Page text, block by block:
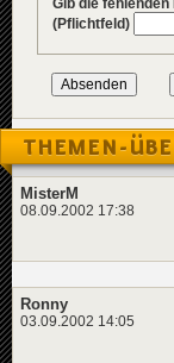
Gib die
(Pflichtfeld)
THEMEN-
MisterM
08.09.2002 17:38
Ronny
03.09.2002 14:05